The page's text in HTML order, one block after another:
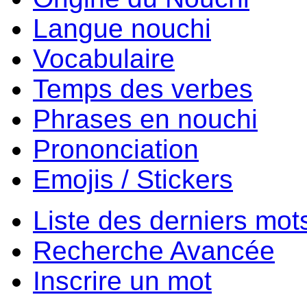
Langue nouchi
Vocabulaire
Temps des verbes
Phrases en nouchi
Prononciation
Emojis / Stickers
Liste des derniers
Recherche Avancée
Inscrire un mot